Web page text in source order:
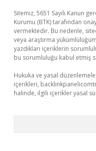
Sitemiz, 5651 Sayılı Kanun
Kurumu (BTK) tarafından
vermektedir. Bu nedenle,
veya araştırma
yazdıkları içeriklerin
bu sorumluluğu kabul etmiş
Hukuka ve yasal
içerikleri,
halinde, ilgili içerikler yasal